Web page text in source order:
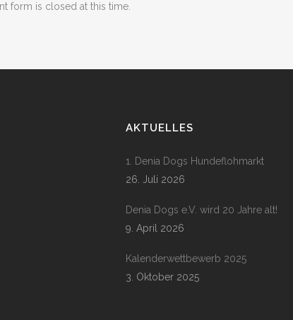
form is closed at this time.
AKTUELLES
1. Denia Dogs Hundeflohmarkt
26. Juli 2026
Denia Dogs e.V. wird 20 Jahre alt!
9. April 2026
Kalenderwettbewerb 2025
3. Oktober 2025